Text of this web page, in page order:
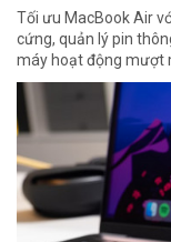
Tối ưu MacBook Air
cứng, quản lý pin
máy hoạt động mượt